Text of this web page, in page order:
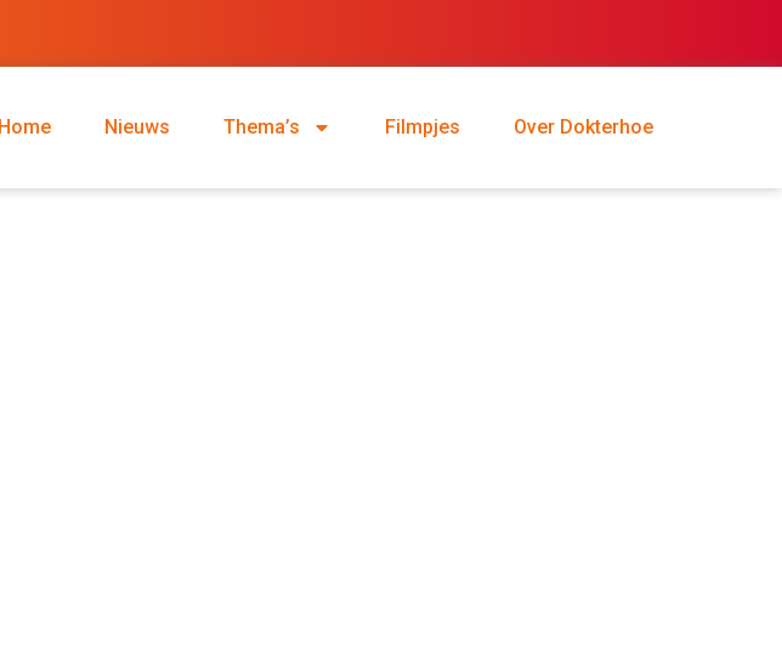
Home Nieuws Thema’s Filmpjes Over Dokterhoe